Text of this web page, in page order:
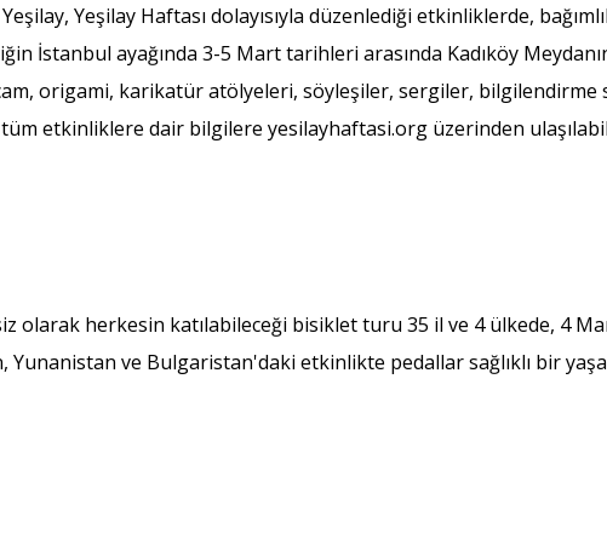
Yeşilay Haftası dolayısıyla düzenlediği etkinliklerde,
İstanbul ayağında 3-5 Mart tarihleri arasında Kadıköy
origami, karikatür atölyeleri, söyleşiler, sergiler, bilgilendirme
etkinliklere dair bilgilere yesilayhaftasi.org üzerinden
olarak herkesin katılabileceği bisiklet turu 35 il ve 4 ülkede, 4
Yunanistan ve Bulgaristan'daki etkinlikte pedallar sağlıklı bir